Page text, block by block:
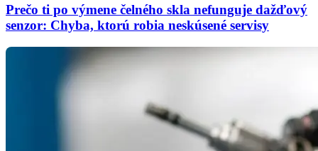
Prečo ti po výmene čelného skla nefunguje dažďový
senzor: Chyba, ktorú robia neskúsené servisy